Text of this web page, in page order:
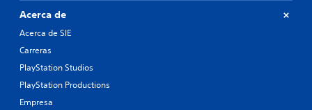
Acerca de
Acerca de SIE
Carreras
PlayStation Studios
PlayStation Productions
Empresa